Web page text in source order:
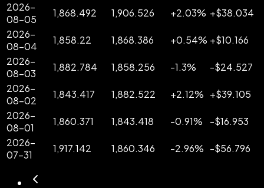
2026-
08-05
1,868.492 1,906.526 +2.03% +$38.034
2026-
08-04
1,858.22 1,868.386 +0.54% +$10.166
2026-
08-03
1,882.784 1,858.256 -1.3% -$24.527
2026-
08-02
1,843.417 1,882.522 +2.12% +$39.105
2026-
08-01
1,860.371 1,843.418 -0.91% -$16.953
2026-
07-31
1,917.142 1,860.346 -2.96% -$56.796